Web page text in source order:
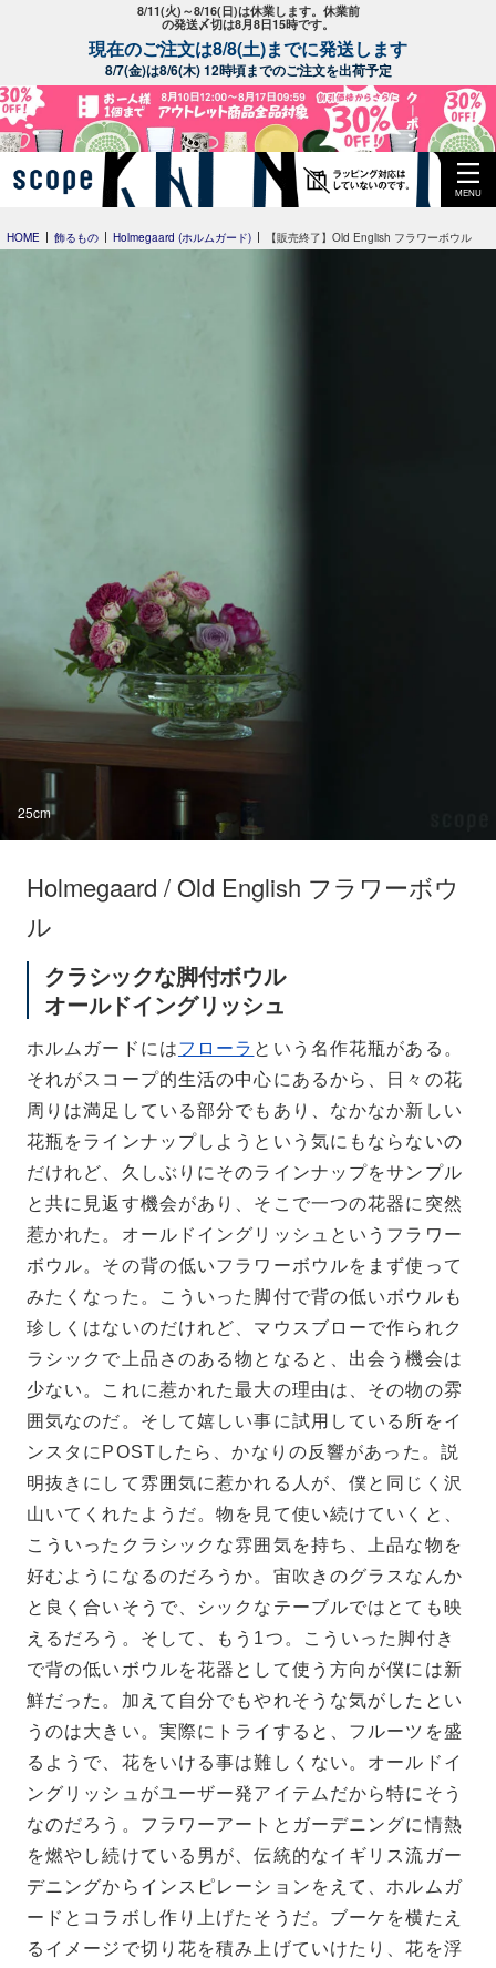
8/11(火)～8/16(日)は休業します。休業前
の発送〆切は8月8日15時です。
現在のご注文は8/8(土)までに発送します
8/7(金)は8/6(木) 12時頃までのご注文を出荷予定
MENU
HOME 飾るもの Holmegaard (ホルムガード) 【販売終了】Old English フラワーボウル
25cm
Holmegaard / Old English フラワーボウ
ル
クラシックな脚付ボウル
オールドイングリッシュ
ホルムガードにはフローラ という名作花瓶がある。
それがスコープ的生活の中心にあるから、日々の花
周りは満足している部分でもあり、なかなか新しい
花瓶をラインナップしようという気にもならないの
だけれど、久しぶりにそのラインナップをサンプル
と共に見返す機会があり、そこで一つの花器に突然
惹かれた。オールドイングリッシュというフラワー
ボウル。その背の低いフラワーボウルをまず使って
みたくなった。こういった脚付で背の低いボウルも
珍しくはないのだけれど、マウスブローで作られク
ラシックで上品さのある物となると、出会う機会は
少ない。これに惹かれた最大の理由は、その物の雰
囲気なのだ。そして嬉しい事に試用している所をイ
ンスタにPOSTしたら、かなりの反響があった。説
明抜きにして雰囲気に惹かれる人が、僕と同じく沢
山いてくれたようだ。物を見て使い続けていくと、
こういったクラシックな雰囲気を持ち、上品な物を
好むようになるのだろうか。宙吹きのグラスなんか
と良く合いそうで、シックなテーブルではとても映
えるだろう。そして、もう1つ。こういった脚付き
で背の低いボウルを花器として使う方向が僕には新
鮮だった。加えて自分でもやれそうな気がしたとい
うのは大きい。実際にトライすると、フルーツを盛
るようで、花をいける事は難しくない。オールドイ
ングリッシュがユーザー発アイテムだから特にそう
なのだろう。フラワーアートとガーデニングに情熱
を燃やし続けている男が、伝統的なイギリス流ガー
デニングからインスピレーションをえて、ホルムガ
ードとコラボし作り上げたそうだ。ブーケを横たえ
るイメージで切り花を積み上げていけたり、花を浮